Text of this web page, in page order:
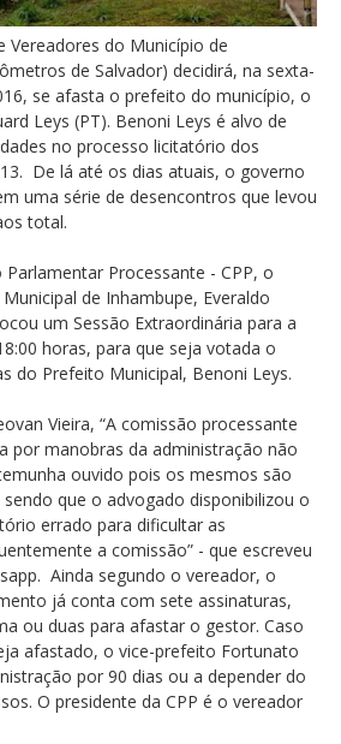
Vereadores do Município de
de Salvador) decidirá, na sexta-
se afasta o prefeito do município, o
Leys (PT). Benoni Leys é alvo de
no processo licitatório dos
De lá até os dias atuais, o governo
uma série de desencontros que levou
total.
Processante - CPP, o
de Inhambupe, Everaldo
um Sessão Extraordinária para a
horas, para que seja votada o
do Prefeito Municipal, Benoni Leys.
Vieira, “A comissão processante
por manobras da administração não
ouvido pois os mesmos são
que o advogado disponibilizou o
errado para dificultar as
a comissão” - que escreveu
Ainda segundo o vereador, o
já conta com sete assinaturas,
ou duas para afastar o gestor. Caso
afastado, o vice-prefeito Fortunato
por 90 dias ou a depender do
O presidente da CPP é o vereador